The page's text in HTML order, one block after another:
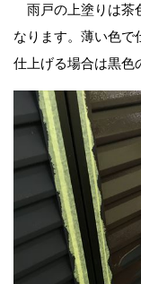
雨戸の上塗りは茶
なります。薄い色で
仕上げる場合は黒色